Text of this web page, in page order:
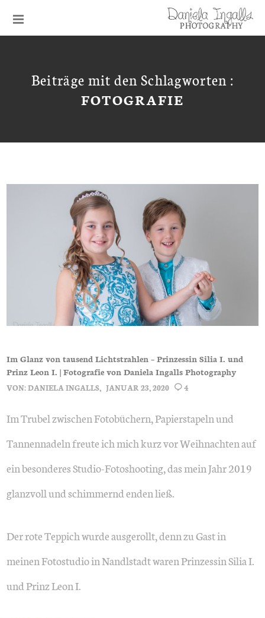
Beiträge mit den Schlagworten :
FOTOGRAFIE
Im Glanz von tausend Lichtstrahlen – Prinzessin Silia I. und
Prinz Leon I. | Fotografie von Daniela Ingalls Photography
VON:DANIELA INGALLS JANUAR 23, 2020 4
Im Trubel zwischen Fotobüchern, Papierstapeln und
Tannennadeln freute ich mich kurz vor Weihnachten auf
ein besonderes Studio-Fotoshooting, das mein Jahr 2019
glanzvoll und schimmernd enden ließ.
Der rote Teppich wurde ausgerollt, denn zu Gast in
meinen Fotostudio in Nandlstadt waren Prinzessin Silia I.
und Prinz Leon I.